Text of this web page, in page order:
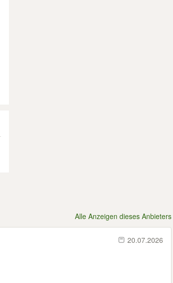
Alle Anzeigen dieses Anbieters
20.07.2026